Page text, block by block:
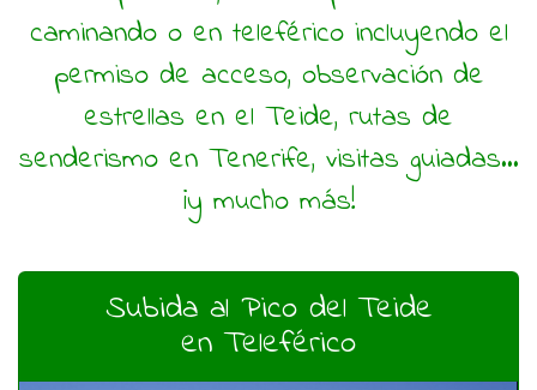
caminando o en teleférico incluyendo el
permiso de acceso, observación de
estrellas en el Teide, rutas de
senderismo en Tenerife, visitas guiadas...
¡y mucho más!
Subida al Pico del Teide
en Teleférico